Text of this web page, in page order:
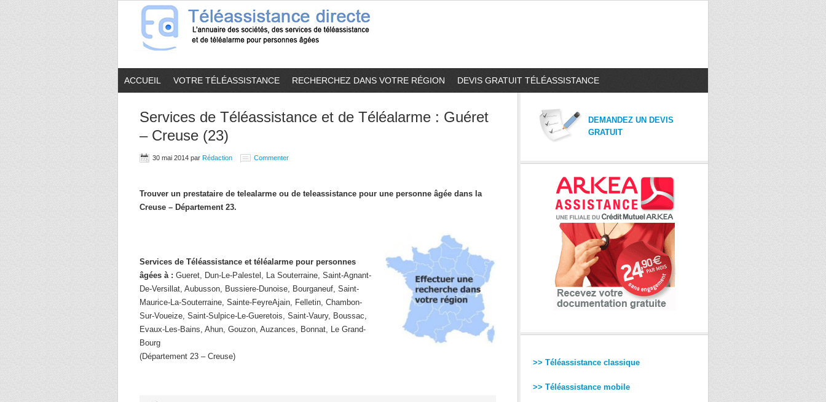
ACCUEIL VOTRE TÉLÉASSISTANCE RECHERCHEZ DANS VOTRE RÉGION DEVIS GRATUIT TÉLÉASSISTANCE
Services de Téléassistance et de Téléalarme : Guéret
– Creuse (23)
30 mai 2014 par Rédaction Commenter
Trouver un prestataire de telealarme ou de teleassistance pour une personne âgée dans la
Creuse – Département 23.
Services de Téléassistance et téléalarme pour personnes
âgées à : Gueret, Dun-Le-Palestel, La Souterraine, Saint-Agnant-
De-Versillat, Aubusson, Bussiere-Dunoise, Bourganeuf, Saint-
Maurice-La-Souterraine, Sainte-FeyreAjain, Felletin, Chambon-
Sur-Voueize, Saint-Sulpice-Le-Gueretois, Saint-Vaury, Boussac,
Evaux-Les-Bains, Ahun, Gouzon, Auzances, Bonnat, Le Grand-
Bourg
(Département 23 – Creuse)
DEMANDEZ UN DEVIS
GRATUIT
>> Téléassistance classique
>> Téléassistance mobile